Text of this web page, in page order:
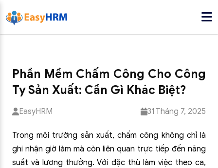
Phần Mềm Chấm Công Cho Công
Ty Sản Xuất: Cần Gì Khác Biệt?
EasyHRM 31 Tháng 7, 2025
Trong môi trường sản xuất, chấm công không chỉ là
ghi nhận giờ làm mà còn liên quan trực tiếp đến năng
suất và lương thưởng. Với đặc thù làm việc theo ca,